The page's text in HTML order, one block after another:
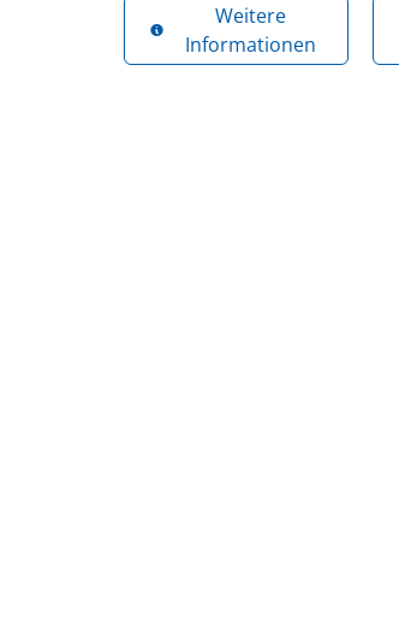
Weitere
Informationen